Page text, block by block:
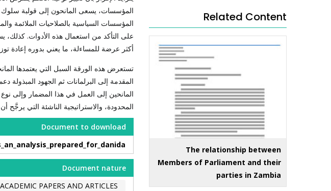
المؤسسات، يسعى المانحون إلى قولبة سلوك
المؤسسات السياسية بالصلاحيات الملائمة
على التأكد من استعمال هذه الأدوات.
أكثر عرضة للمساءلة، ما يعني بدوره إعادة
تستعرض هذه الورقة السبل التي يعتمدها
المقدمة إلى البرلمانات ثم الجهود المبذولة
المانحين إلى العمل في هذا المضمار وإلى
المحدودة، والاستراتيجية الناشئة التي
Document to download
Document nature
ACADEMIC PAPERS AND ARTICLES
Related Content
The relationship between
Members of Parliament and their
parties in Zambia